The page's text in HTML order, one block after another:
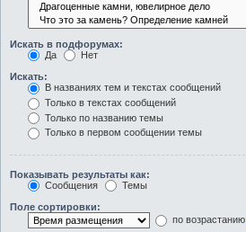
Искать в подфорумах:
Да
Нет
Искать:
В названиях тем и текстах сообщений
Только в текстах сообщений
Только по названию темы
Только в первом сообщении темы
Показывать результаты как:
Сообщения
Темы
Поле сортировки:
по возрастанию